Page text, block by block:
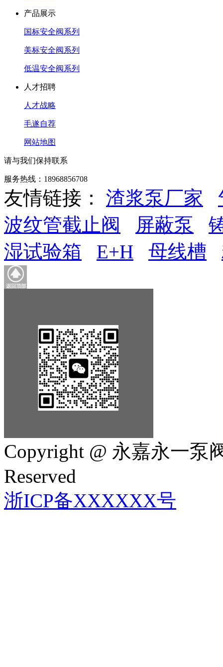
产品展示
国标安全阀系列
美标安全阀系列
低温安全阀系列
人才招聘
人才战略
毛遂自荐
网站地图
请与我们保持联系
服务热线：18968856708
友情链接： 渣浆泵厂家
波纹管截止阀
屏蔽泵
湿试验箱
E+H 母线槽
Copyright @ 永嘉永一泵
Reserved
浙ICP备XXXXXX号